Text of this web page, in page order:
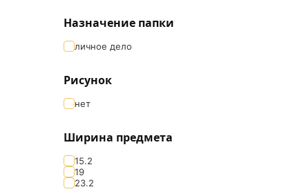
Назначение папки
личное дело
Рисунок
нет
Ширина предмета
15.2
19
23.2